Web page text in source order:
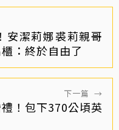
安潔莉娜裘莉親哥
：終於自由了
下一篇 →
！包下370公頃英